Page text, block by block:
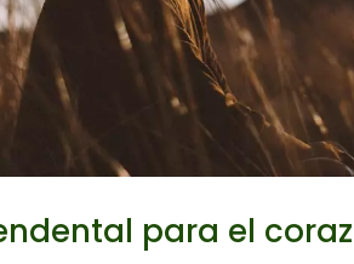
para el